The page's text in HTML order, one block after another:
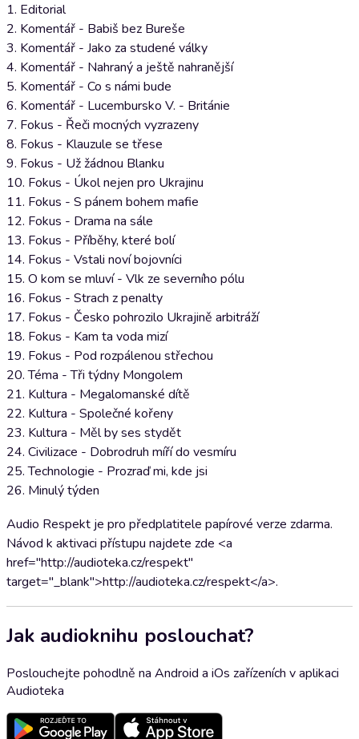
1. Editorial
2. Komentář - Babiš bez Bureše
3. Komentář - Jako za studené války
4. Komentář - Nahraný a ještě nahranější
5. Komentář - Co s námi bude
6. Komentář - Lucembursko V. - Británie
7. Fokus - Řeči mocných vyzrazeny
8. Fokus - Klauzule se třese
9. Fokus - Už žádnou Blanku
10. Fokus - Úkol nejen pro Ukrajinu
11. Fokus - S pánem bohem mafie
12. Fokus - Drama na sále
13. Fokus - Příběhy, které bolí
14. Fokus - Vstali noví bojovníci
15. O kom se mluví - Vlk ze severního pólu
16. Fokus - Strach z penalty
17. Fokus - Česko pohrozilo Ukrajině arbitráží
18. Fokus - Kam ta voda mizí
19. Fokus - Pod rozpálenou střechou
20. Téma - Tři týdny Mongolem
21. Kultura - Megalomanské dítě
22. Kultura - Společné kořeny
23. Kultura - Měl by ses stydět
24. Civilizace - Dobrodruh míří do vesmíru
25. Technologie - Prozraď mi, kde jsi
26. Minulý týden
Audio Respekt je pro předplatitele papírové verze zdarma.
Návod k aktivaci přístupu najdete zde <a
href="http://audioteka.cz/respekt"
target="_blank">http://audioteka.cz/respekt</a>.
Jak audioknihu poslouchat?
Poslouchejte pohodlně na Android a iOs zařízeních v aplikaci
Audioteka